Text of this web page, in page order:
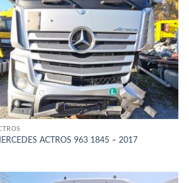
ACTROS 963 1845 – 2017